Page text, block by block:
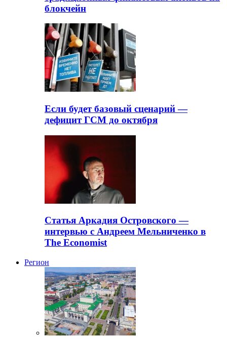
блокчейн
Если будет базовый сценарий —
дефицит ГСМ до октября
Статья Аркадия Островского —
интервью с Андреем Мельниченко в
The Economist
Регион